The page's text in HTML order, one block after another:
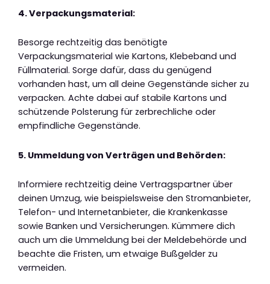
4. Verpackungsmaterial:
Besorge rechtzeitig das benötigte
Verpackungsmaterial wie Kartons, Klebeband und
Füllmaterial. Sorge dafür, dass du genügend
vorhanden hast, um all deine Gegenstände sicher zu
verpacken. Achte dabei auf stabile Kartons und
schützende Polsterung für zerbrechliche oder
empfindliche Gegenstände.
5. Ummeldung von Verträgen und Behörden:
Informiere rechtzeitig deine Vertragspartner über
deinen Umzug, wie beispielsweise den Stromanbieter,
Telefon- und Internetanbieter, die Krankenkasse
sowie Banken und Versicherungen. Kümmere dich
auch um die Ummeldung bei der Meldebehörde und
beachte die Fristen, um etwaige Bußgelder zu
vermeiden.